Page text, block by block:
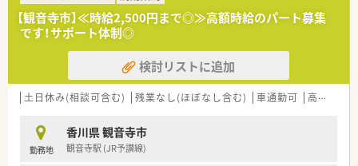
【観音寺市】≪時給2,500円まで◎≫高額時給のパート募集
です！サポート体制◎
検討リストに追加
土日休み(相談可含む) 残業なし(ほぼなし含む) 車通勤可 高時給(2,500円以上)
勤務地
香川県 観音寺市
観音寺駅 (JR予讃線)